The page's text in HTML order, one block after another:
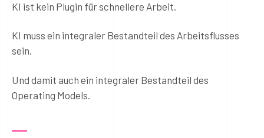
KI ist kein Plugin für schnellere Arbeit.
KI muss ein integraler Bestandteil des Arbeitsflusses
sein.
Und damit auch ein integraler Bestandteil des
Operating Models.